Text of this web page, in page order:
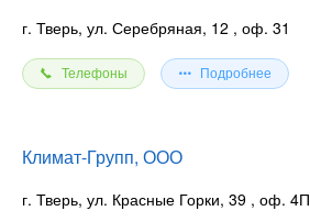
г. Тверь, ул. Серебряная, 12 , оф. 31
Телефоны Подробнее
Климат-Групп, ООО
г. Тверь, ул. Красные Горки, 39 , оф. 4П